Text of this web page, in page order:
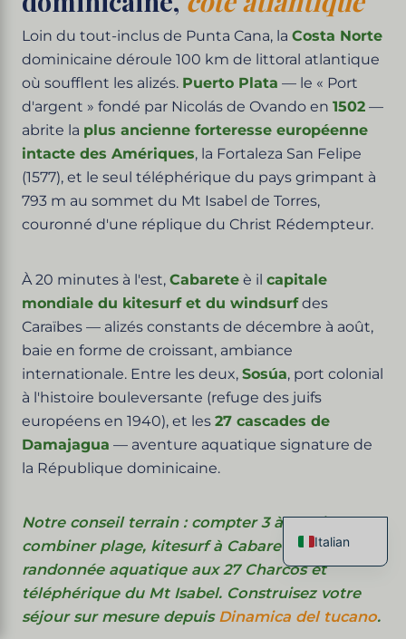
Loin du tout-inclus de Punta Cana, la Costa Norte
dominicaine déroule 100 km de littoral atlantique
où soufflent les alizés. Puerto Plata — le « Port
d'argent » fondé par Nicolás de Ovando en 1502 —
abrite la plus ancienne forteresse européenne
intacte des Amériques, la Fortaleza San Felipe
(1577), et le seul téléphérique du pays grimpant à
793 m au sommet du Mt Isabel de Torres,
couronné d'une réplique du Christ Rédempteur.
À 20 minutes à l'est, Cabarete è il capitale
mondiale du kitesurf et du windsurfdes
Caraïbes — alizés constants de décembre à août,
baie en forme de croissant, ambiance
internationale. Entre les deux, Sosúa, port colonial
à l'histoire bouleversante (refuge des juifs
européens en 1940), et les 27 cascades de
Damajagua — aventure aquatique signature de
la République dominicaine.
Notre conseil terrain : compter 3 à 5 nuits pour
combiner plage, kitesurf à Cabarete,
randonnée aquatique aux 27 Charcos et
téléphérique du Mt Isabel. Construisez votre
séjour sur mesure depuis Dinamica del tucano.
Italian
French
English